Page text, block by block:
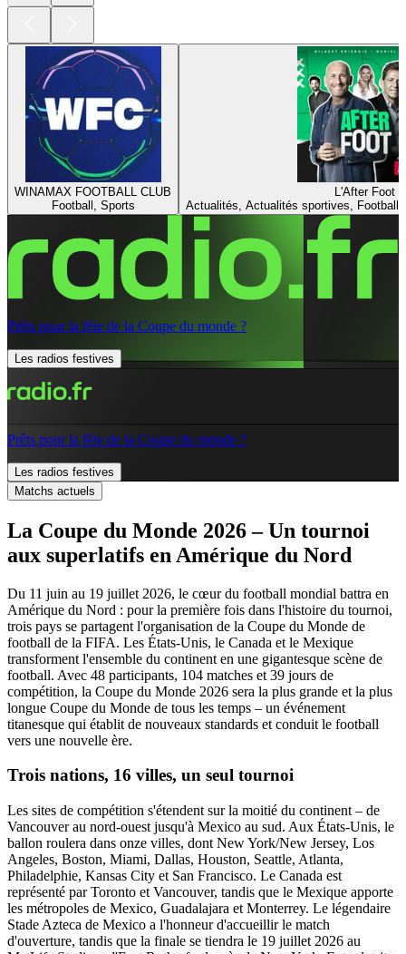
WINAMAX FOOTBALL CLUB
Football, Sports
L'After Foot
Actualités, Actualités sportives,
Prêts pour la fête de la Coupe du monde ?
Les radios festives
Prêts pour la fête de la Coupe du monde ?
Les radios festives
Matchs actuels
La Coupe du Monde 2026 – Un tournoi
aux superlatifs en Amérique du Nord
Du 11 juin au 19 juillet 2026, le cœur du football mondial battra en
Amérique du Nord : pour la première fois dans l'histoire du tournoi,
trois pays se partagent l'organisation de la Coupe du Monde de
football de la FIFA. Les États-Unis, le Canada et le Mexique
transforment l'ensemble du continent en une gigantesque scène de
football. Avec 48 participants, 104 matches et 39 jours de
compétition, la Coupe du Monde 2026 sera la plus grande et la plus
longue Coupe du Monde de tous les temps – un événement
titanesque qui établit de nouveaux standards et conduit le football
vers une nouvelle ère.
Trois nations, 16 villes, un seul tournoi
Les sites de compétition s'étendent sur la moitié du continent – de
Vancouver au nord-ouest jusqu'à Mexico au sud. Aux États-Unis, le
ballon roulera dans onze villes, dont New York/New Jersey, Los
Angeles, Boston, Miami, Dallas, Houston, Seattle, Atlanta,
Philadelphie, Kansas City et San Francisco. Le Canada est
représenté par Toronto et Vancouver, tandis que le Mexique apporte
les métropoles de Mexico, Guadalajara et Monterrey. Le légendaire
Stade Azteca de Mexico a l'honneur d'accueillir le match
d'ouverture, tandis que la finale se tiendra le 19 juillet 2026 au